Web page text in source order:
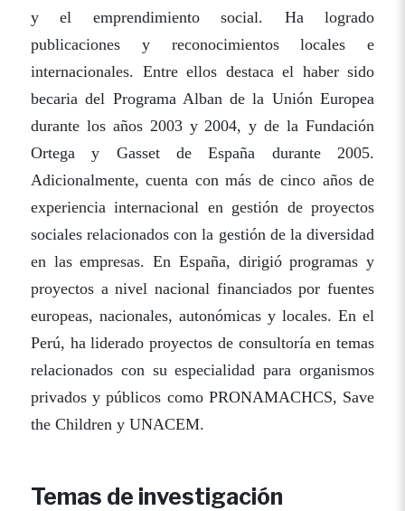
y el emprendimiento social. Ha logrado
publicaciones y reconocimientos locales e
internacionales. Entre ellos destaca el haber sido
becaria del Programa Alban de la Unión Europea
durante los años 2003 y 2004, y de la Fundación
Ortega y Gasset de España durante 2005.
Adicionalmente, cuenta con más de cinco años de
experiencia internacional en gestión de proyectos
sociales relacionados con la gestión de la diversidad
en las empresas. En España, dirigió programas y
proyectos a nivel nacional financiados por fuentes
europeas, nacionales, autonómicas y locales. En el
Perú, ha liderado proyectos de consultoría en temas
relacionados con su especialidad para organismos
privados y públicos como PRONAMACHCS, Save
the Children y UNACEM.
Temas de investigación